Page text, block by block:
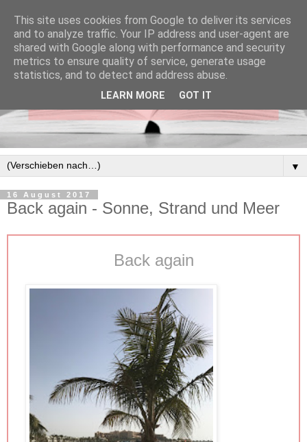
▼
16 August 2017
Back again - Sonne, Strand und Meer
Back again
This site uses cookies from Google to deliver its services
and to analyze traffic. Your IP address and user-agent are
shared with Google along with performance and security
metrics to ensure quality of service, generate usage
statistics, and to detect and address abuse.
LEARN MORE GOT IT